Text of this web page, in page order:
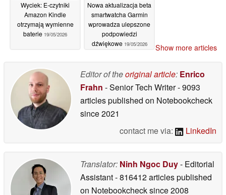
Wyciek: E-czytniki
Amazon Kindle
otrzymają wymienne
baterie 19/05/2026
Nowa aktualizacja beta
smartwatcha Garmin
wprowadza ulepszone
podpowiedzi
dźwiękowe 19/05/2026 Show more articles
Editor of theoriginal article: Enrico
Frahn - Senior Tech Writer- 9093
articles published on Notebookcheck
since 2021
contact me via:
LinkedIn
Translator: Ninh Ngoc Duy- Editorial
Assistant- 816412 articles published
on Notebookchecksince 2008